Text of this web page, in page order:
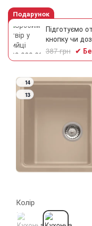
Подарунок
Підготуємо
кнопку чи
387 грн ✔
14
13
Колір